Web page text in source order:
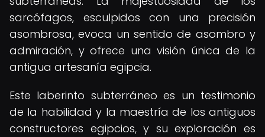
sarcófagos, esculpidos con una precisión
asombrosa, evoca un sentido de asombro y
admiración, y ofrece una visión única de la
antigua artesanía egipcia.
Este laberinto subterráneo es un testimonio
de la habilidad y la maestría de los antiguos
constructores egipcios, y su exploración es